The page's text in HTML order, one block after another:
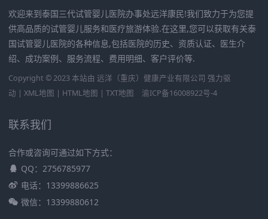
欢迎来到泰国三代试管婴儿医院办事处远洋康民!我们致力于为您提
供高品质的试管婴儿服务和医疗旅游体验.在这里,您可以获取有关泰
国试管婴儿医院的各种信息,包括医院的历史、资质认证、医生介
绍、成功案例、服务流程、费用明细、客户评价等.
Copyright © 2023 本站由 远洋（重庆）健康产业有限公司 强力驱
动 | XML地图 | HTML地图 | TXT地图 渝ICP备16008922号-4
联系我们
合作或咨询可通过如下方式：
QQ：2756785977
电话：13399886625
微信：13399880612